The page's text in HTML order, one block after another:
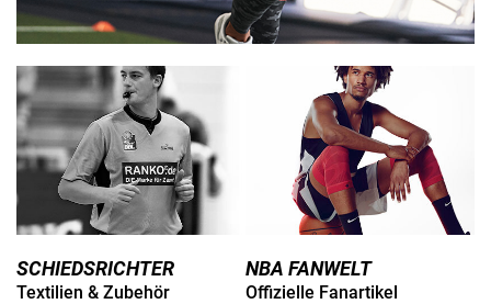
SCHIEDSRICHTER
Textilien & Zubehör
NBA FANWELT
Offizielle Fanartikel